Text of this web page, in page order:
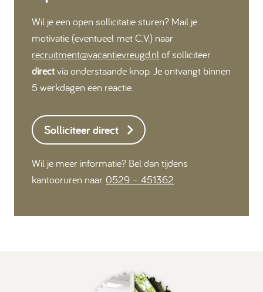
Wil je een open sollicitatie sturen? Mail je
motivatie (eventueel met C.V.) naar
recruitment@vacantievreugd.nlof solliciteer
directvia onderstaande knop. Je ontvangt binnen
5 werkdagen een reactie.
Solliciteer direct
Wil je meer informatie? Bel dan tijdens
kantooruren naar 0529 – 451362